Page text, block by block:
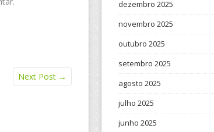
Next Post →
dezembro 2025
novembro 2025
outubro 2025
setembro 2025
agosto 2025
julho 2025
junho 2025